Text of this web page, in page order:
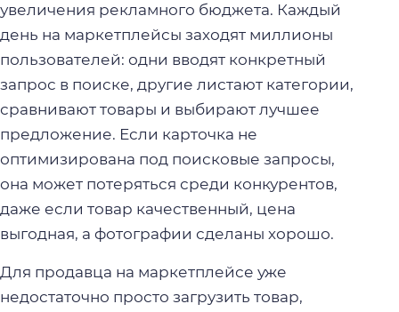
увеличения рекламного бюджета. Каждый
день на маркетплейсы заходят миллионы
пользователей: одни вводят конкретный
запрос в поиске, другие листают категории,
сравнивают товары и выбирают лучшее
предложение. Если карточка не
оптимизирована под поисковые запросы,
она может потеряться среди конкурентов,
даже если товар качественный, цена
выгодная, а фотографии сделаны хорошо.
Для продавца на маркетплейсе уже
недостаточно просто загрузить товар,